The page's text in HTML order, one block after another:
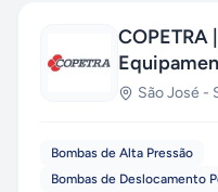
COPETRA
São José -
Bombas de Alta Pressão
Bombas de Deslocamento